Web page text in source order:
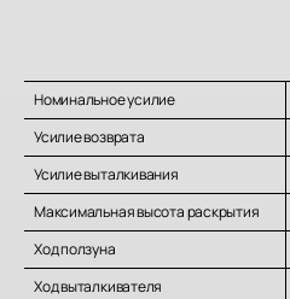
Номинальное усилие
Усилие возврата
Усилие выталкивания
Максимальная высота раскрытия
Ход ползуна
Ход выталкивателя